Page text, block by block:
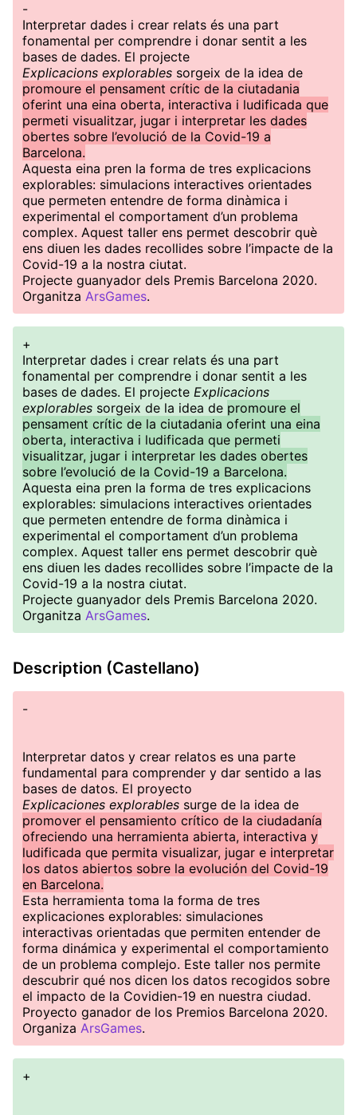
-
Interpretar dades i crear relats és una part
fonamental per comprendre i donar sentit a les
bases de dades. El projecte
Explicacions explorables sorgeix de la idea de
promoure el pensament crític de la ciutadania
oferint una eina oberta, interactiva i ludificada que
permeti visualitzar, jugar i interpretar les dades
obertes sobre l’evolució de la Covid-19 a
Barcelona.
Aquesta eina pren la forma de tres explicacions
explorables: simulacions interactives orientades
que permeten entendre de forma dinàmica i
experimental el comportament d’un problema
complex. Aquest taller ens permet descobrir què
ens diuen les dades recollides sobre l’impacte de la
Covid-19 a la nostra ciutat.
Projecte guanyador dels Premis Barcelona 2020.
Organitza ArsGames.
+
Interpretar dades i crear relats és una part
fonamental per comprendre i donar sentit a les
bases de dades. El projecte Explicacions
explorables sorgeix de la idea de promoure el
pensament crític de la ciutadania oferint una eina
oberta, interactiva i ludificada que permeti
visualitzar, jugar i interpretar les dades obertes
sobre l’evolució de la Covid-19 a Barcelona.
Aquesta eina pren la forma de tres explicacions
explorables: simulacions interactives orientades
que permeten entendre de forma dinàmica i
experimental el comportament d’un problema
complex. Aquest taller ens permet descobrir què
ens diuen les dades recollides sobre l’impacte de la
Covid-19 a la nostra ciutat.
Projecte guanyador dels Premis Barcelona 2020.
Organitza ArsGames.
Description (Castellano)
-
Interpretar datos y crear relatos es una parte
fundamental para comprender y dar sentido a las
bases de datos. El proyecto
Explicaciones explorables surge de la idea de
promover el pensamiento crítico de la ciudadanía
ofreciendo una herramienta abierta, interactiva y
ludificada que permita visualizar, jugar e interpretar
los datos abiertos sobre la evolución del Covid-19
en Barcelona.
Esta herramienta toma la forma de tres
explicaciones explorables: simulaciones
interactivas orientadas que permiten entender de
forma dinámica y experimental el comportamiento
de un problema complejo. Este taller nos permite
descubrir qué nos dicen los datos recogidos sobre
el impacto de la Covidien-19 en nuestra ciudad.
Proyecto ganador de los Premios Barcelona 2020.
Organiza ArsGames.
+